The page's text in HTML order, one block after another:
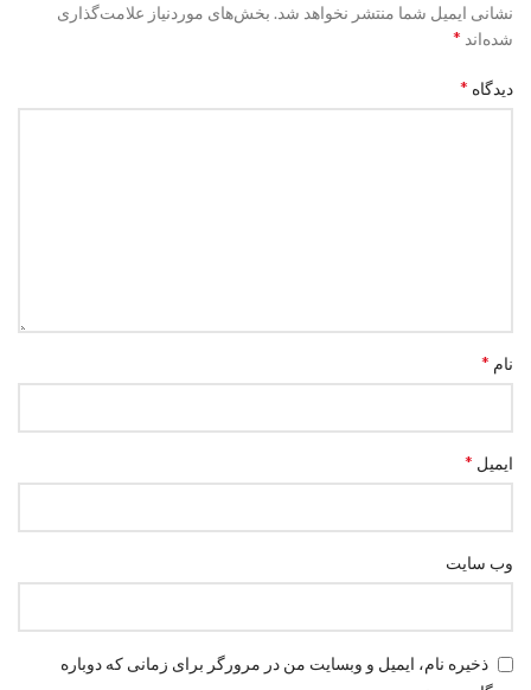
نشانی ایمیل شما منتشر نخواهد شد. بخش‌های موردنیاز علامت‌گذاری
شده‌اند *
دیدگاه *
نام *
ایمیل *
وب‌ سایت
ذخیره نام، ایمیل و وبسایت من در مرورگر برای زمانی که دوباره